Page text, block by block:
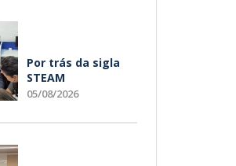
Por trás da sigla
STEAM
05/08/2026